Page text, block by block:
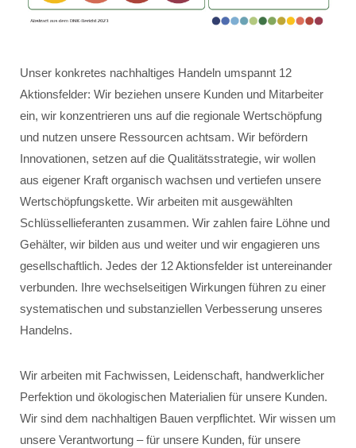
Unser konkretes nachhaltiges Handeln umspannt 12
Aktionsfelder: Wir beziehen unsere Kunden und Mitarbeiter
ein, wir konzentrieren uns auf die regionale Wertschöpfung
und nutzen unsere Ressourcen achtsam. Wir befördern
Innovationen, setzen auf die Qualitätsstrategie, wir wollen
aus eigener Kraft organisch wachsen und vertiefen unsere
Wertschöpfungskette. Wir arbeiten mit ausgewählten
Schlüssellieferanten zusammen. Wir zahlen faire Löhne und
Gehälter, wir bilden aus und weiter und wir engagieren uns
gesellschaftlich. Jedes der 12 Aktionsfelder ist untereinander
verbunden. Ihre wechselseitigen Wirkungen führen zu einer
systematischen und substanziellen Verbesserung unseres
Handelns.
Wir arbeiten mit Fachwissen, Leidenschaft, handwerklicher
Perfektion und ökologischen Materialien für unsere Kunden.
Wir sind dem nachhaltigen Bauen verpflichtet. Wir wissen um
unsere Verantwortung – für unsere Kunden, für unsere